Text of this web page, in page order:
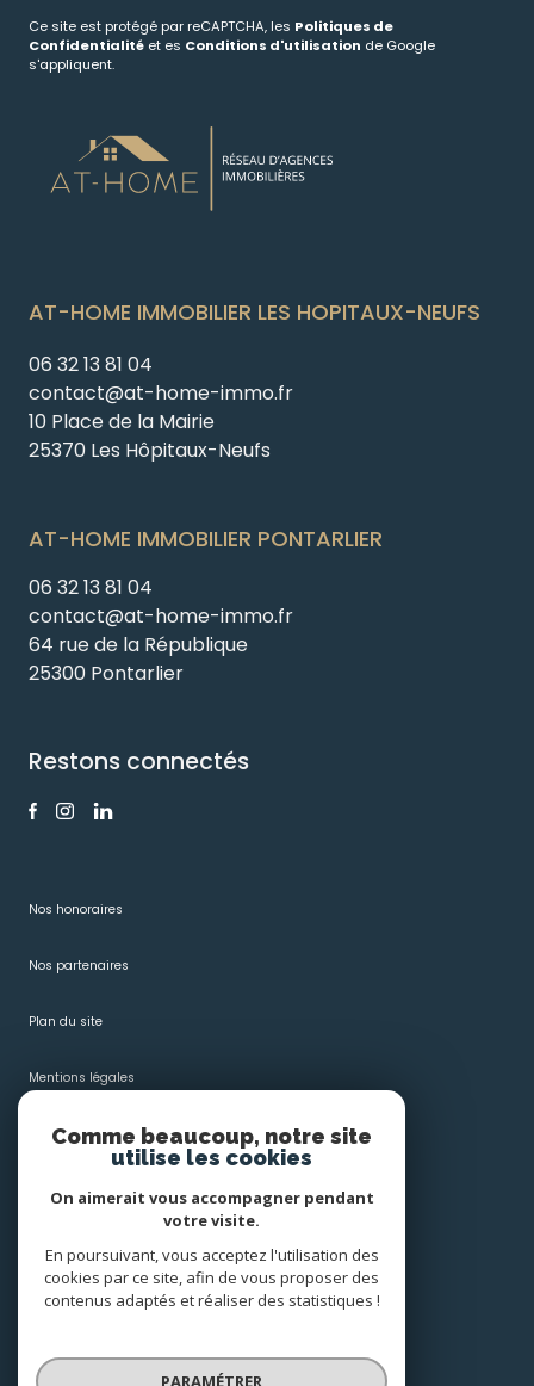
Ce site est protégé par reCAPTCHA, les Politiques de
Confidentialité et es Conditions d'utilisation de Google
s'appliquent.
AT-HOME IMMOBILIER LES HOPITAUX-NEUFS
06 32 13 81 04
contact@at-home-immo.fr
10 Place de la Mairie
25370 Les Hôpitaux-Neufs
AT-HOME IMMOBILIER PONTARLIER
06 32 13 81 04
contact@at-home-immo.fr
64 rue de la République
25300 Pontarlier
Restons connectés
Nos honoraires
Nos partenaires
Plan du site
Mentions légales
Admin
Politique RGPD
Cookies
Comme beaucoup, notre site
utilise les cookies
On aimerait vous accompagner pendant
votre visite.
En poursuivant, vous acceptez l'utilisation des
cookies par ce site, afin de vous proposer des
contenus adaptés et réaliser des statistiques !
PARAMÉTRER